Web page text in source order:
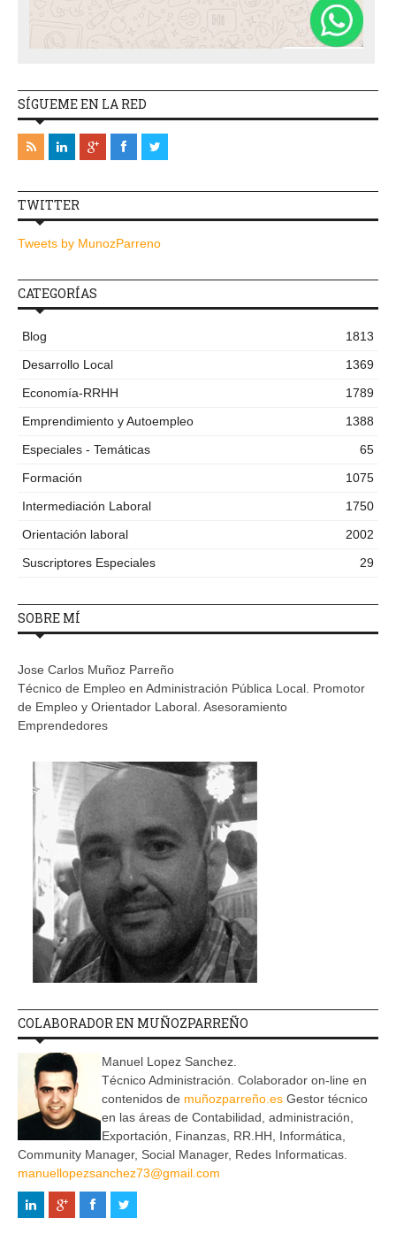
SÍGUEME EN LA RED
TWITTER
Tweets by MunozParreno
CATEGORÍAS
Blog
1813
Desarrollo Local
1369
Economía-RRHH
1789
Emprendimiento y Autoempleo
1388
Especiales - Temáticas
65
Formación
1075
Intermediación Laboral
1750
Orientación laboral
2002
Suscriptores Especiales
29
SOBRE MÍ
Jose Carlos Muñoz Parreño
Técnico de Empleo en Administración Pública Local. Promotor
de Empleo y Orientador Laboral. Asesoramiento
Emprendedores
COLABORADOR EN MUÑOZPARREÑO
Manuel Lopez Sanchez.
Técnico Administración. Colaborador on-line en
contenidos de muñozparreño.es Gestor técnico
en las áreas de Contabilidad, administración,
Exportación, Finanzas, RR.HH, Informática,
Community Manager, Social Manager, Redes Informaticas.
manuellopezsanchez73@gmail.com